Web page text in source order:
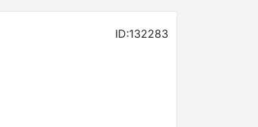
ID:132283